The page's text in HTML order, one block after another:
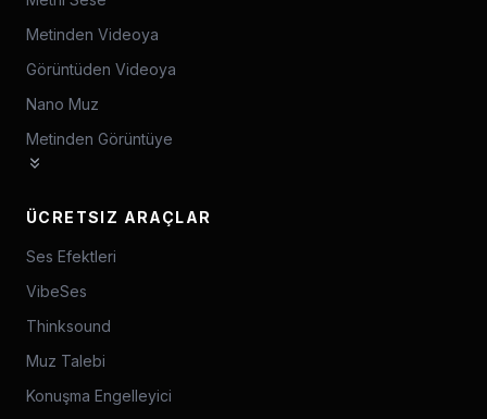
Metinden Videoya
Görüntüden Videoya
Nano Muz
Metinden Görüntüye
ÜCRETSIZ ARAÇLAR
Ses Efektleri
VibeSes
Thinksound
Muz Talebi
Konuşma Engelleyici